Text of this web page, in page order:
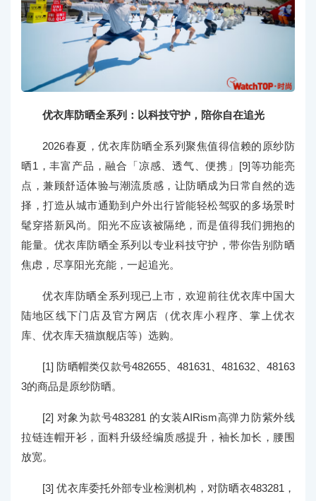
优衣库防晒全系列：以科技守护，陪你自在追光
2026春夏，优衣库防晒全系列聚焦值得信赖的原纱防
晒1，丰富产品，融合「凉感、透气、便携」[9]等功能亮
点，兼顾舒适体验与潮流质感，让防晒成为日常自然的选
择，打造从城市通勤到户外出行皆能轻松驾驭的多场景时
髦穿搭新风尚。阳光不应该被隔绝，而是值得我们拥抱的
能量。优衣库防晒全系列以专业科技守护，带你告别防晒
焦虑，尽享阳光充能，一起追光。
优衣库防晒全系列现已上市，欢迎前往优衣库中国大
陆地区线下门店及官方网店（优衣库小程序、掌上优衣
库、优衣库天猫旗舰店等）选购。
[1] 防晒帽类仅款号482655、481631、481632、48163
3的商品是原纱防晒。
[2] 对象为款号483281 的女装AIRism高弹力防紫外线
拉链连帽开衫，面料升级经编质感提升，袖长加长，腰围
放宽。
[3] 优衣库委托外部专业检测机构，对防晒衣483281，